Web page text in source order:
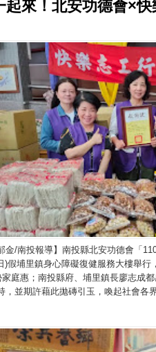
起來！北安功德會×
金/南投報導】南投縣北安功德會「
)假埔里鎮身心障礙復健服務大樓舉
家庭惠；南投縣府、埔里鎮長廖志成
，並期許藉此拋磚引玉，喚起社會各